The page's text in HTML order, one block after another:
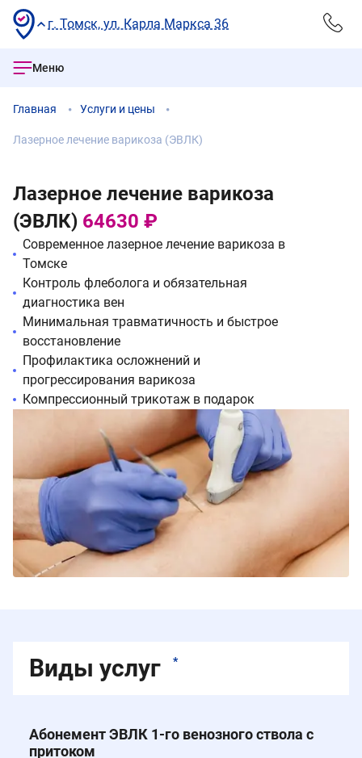
г. Томск, ул. Карла Маркса 36
Меню
Главная Услуги и цены
Лазерное лечение варикоза (ЭВЛК)
Лазерное лечение варикоза
(ЭВЛК) 64630 ₽
Современное лазерное лечение варикоза в
Томске
Контроль флеболога и обязательная
диагностика вен
Минимальная травматичность и быстрое
восстановление
Профилактика осложнений и
прогрессирования варикоза
Компрессионный трикотаж в подарок
Виды услуг *
Абонемент ЭВЛК 1-го венозного ствола c
притоком